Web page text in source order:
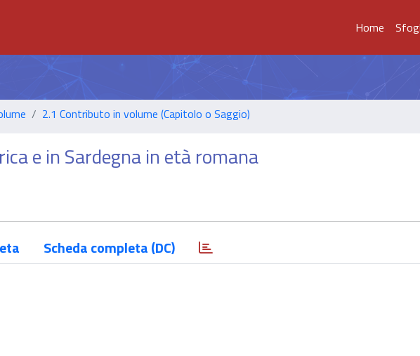
Home
2.1 Contributo in volume (Capitolo o Saggio)
e in Sardegna in età romana
Scheda completa (DC)